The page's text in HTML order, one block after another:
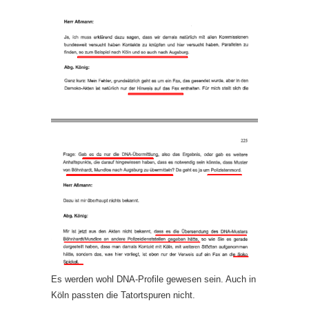
Es werden wohl DNA-Profile gewesen sein. Auch in
Köln passten die Tatortspuren nicht.